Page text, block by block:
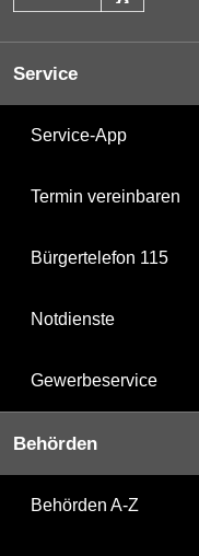
Service
Service-App
Termin vereinbaren
Bürgertelefon 115
Notdienste
Gewerbeservice
Behörden
Behörden A-Z